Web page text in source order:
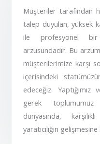
Müşteriler tarafından
talep duyulan, yüksek
ile profesyonel
arzusundadır. Bu
müşterilerimize karşı
içerisindeki
edeceğiz. Yaptığımız
gerek
dünyasında,
yaratıcılığın